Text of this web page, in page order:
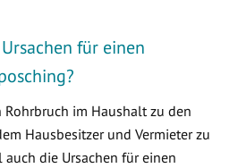
für einen
im Haushalt zu den
Hausbesitzer und Vermieter zu
die Ursachen für einen